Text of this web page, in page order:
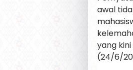
awal
yang
(24/6/